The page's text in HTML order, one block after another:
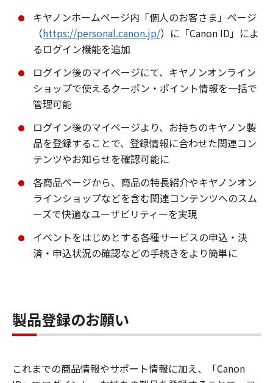
キヤノンホームページ内「個人のお客さま」ページ
（https://personal.canon.jp/）に「Canon ID」によ
るログイン機能を追加
ログイン後のマイページにて、キヤノンオンライン
ショップで使えるクーポン・ポイント情報を一括で
管理可能
ログイン後のマイページより、お持ちのキヤノン製
品を登録することで、登録情報に合わせた関連コン
テンツやお知らせを確認可能に
各商品ページから、商品の特長紹介やキヤノンオン
ラインショップなどを含む関連コンテンツへのスム
ーズで快適なユーザビリティーを実現
イベントをはじめとする各種サービスの申込・決
済・申込状況の確認などの手続きをより簡単に
製品登録のお願い
これまでの商品情報やサポート情報に加え、「Canon